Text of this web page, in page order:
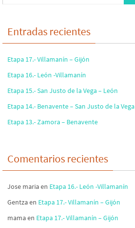
Entradas recientes
Etapa 17.- Villamanín – Gijón
Etapa 16.- León -Villamanín
Etapa 15.- San Justo de la Vega – León
Etapa 14.- Benavente – San Justo de la Vega
Etapa 13.- Zamora – Benavente
Comentarios recientes
Jose mariaen Etapa 16.- León -Villamanín
Gentzaen Etapa 17.- Villamanín – Gijón
mamaen Etapa 17.- Villamanín – Gijón